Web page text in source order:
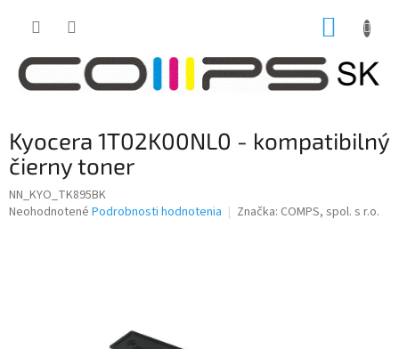
Kyocera 1T02K00NL0 - kompatibilný
čierny toner
NN_KYO_TK895BK
Priemerné
Neohodnotené Podrobnosti hodnotenia Značka: COMPS, spol. s r.o.